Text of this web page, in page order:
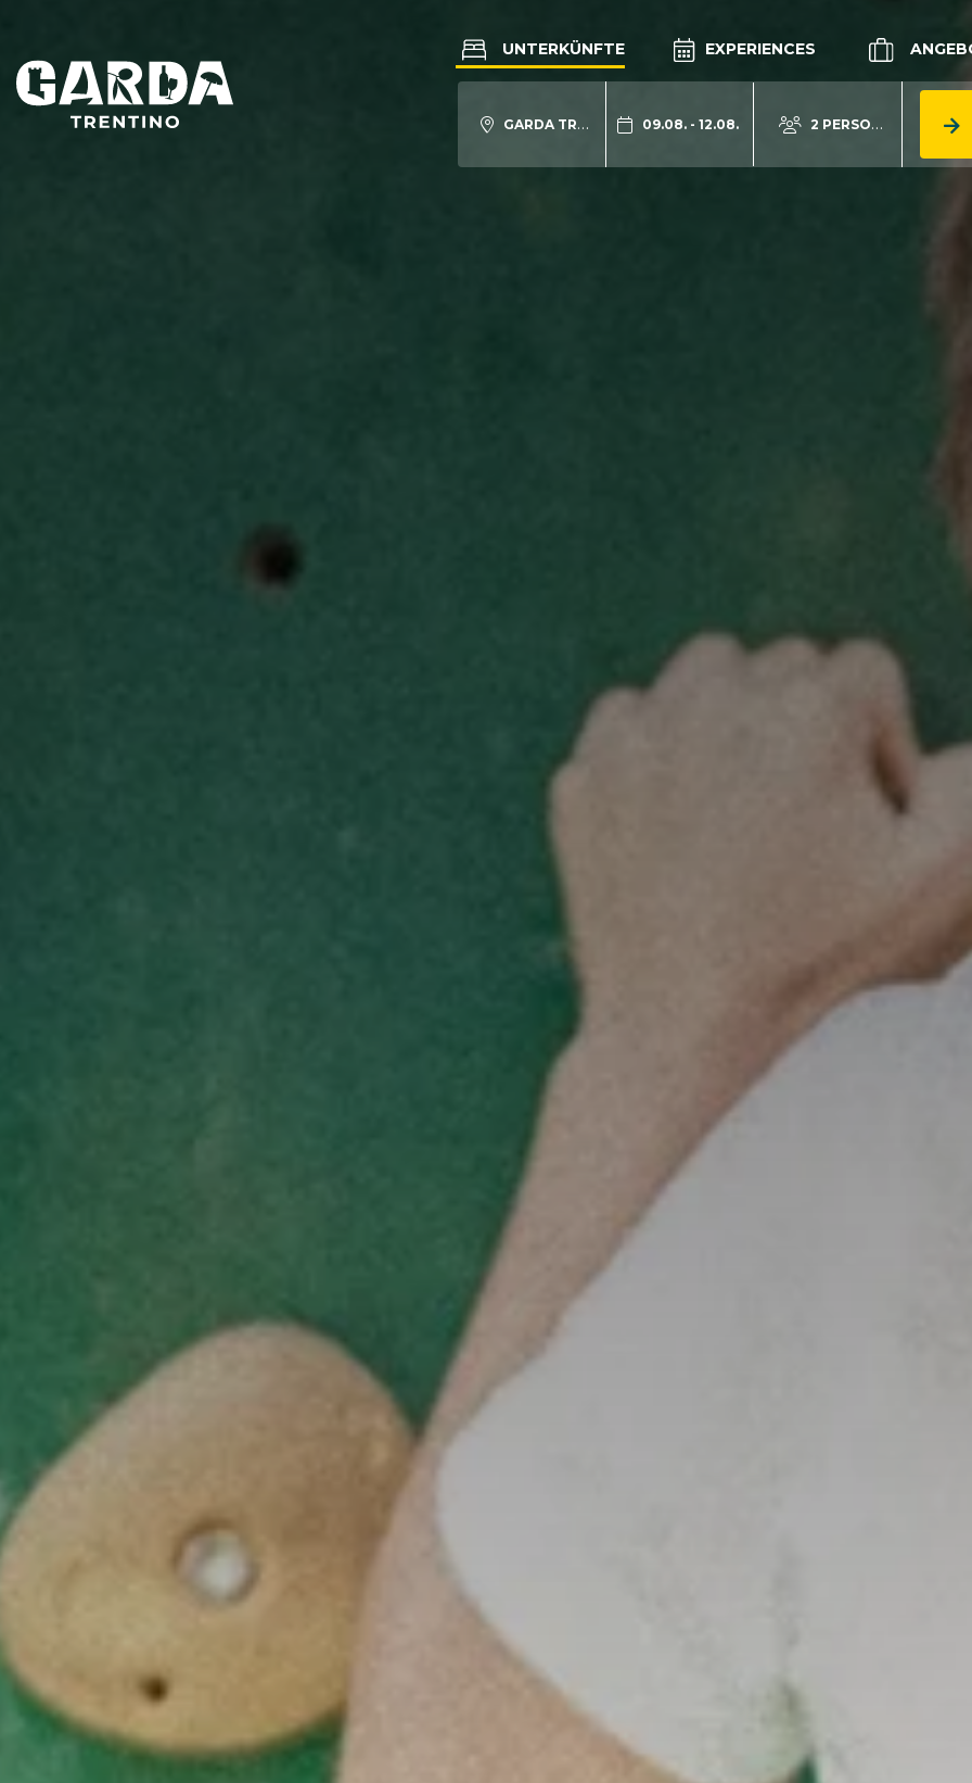
UNTERKÜNFTE EXPERIENCES
GARDA TRENTINO 09.08. - 12.08. 2 PERSONEN